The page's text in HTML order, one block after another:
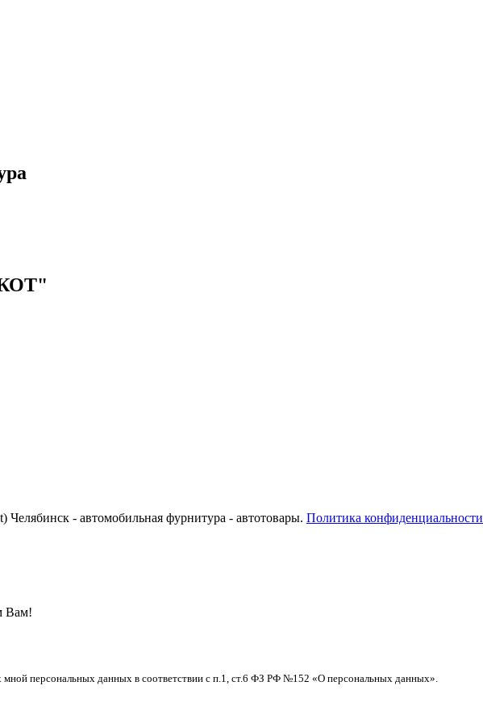
- автомобильная фурнитура - автотовары. Политика конфиденциальности
Вам!
мной персональных данных в соответствии с п.1, ст.6 ФЗ РФ №152 «О персональных данных».